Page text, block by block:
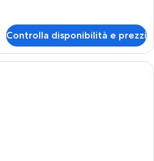
Controlla disponibilità e prezzi
Una moderna camera d'hotel con